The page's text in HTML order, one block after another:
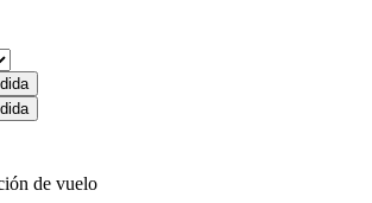
de vuelo